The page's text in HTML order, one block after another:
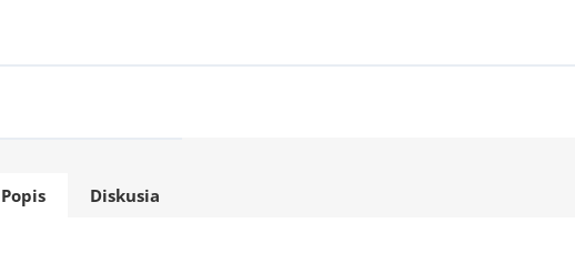
Popis Diskusia